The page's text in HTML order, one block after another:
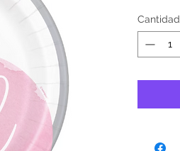
Cantidad